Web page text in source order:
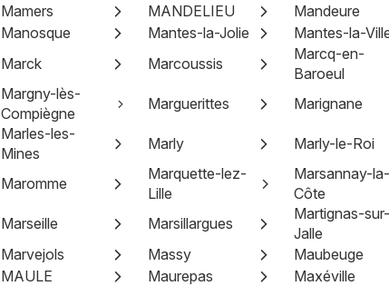
Mamers MANDELIEU
Mandeure
Manosque Mantes-la-Jolie
Mantes-la-
Marck Marcoussis
Marcq-en-
Baroeul
Margny-lès-
Compiègne
Marguerittes Marignane
Marles-les-
Mines
Marly Marly-le-Roi
Maromme
Marquette-lez-
Lille
Marsannay-la-
Côte
Marseille Marsillargues
Martignas-sur-
Jalle
Marvejols Massy
Maubeuge
MAULE Maurepas
Maxéville